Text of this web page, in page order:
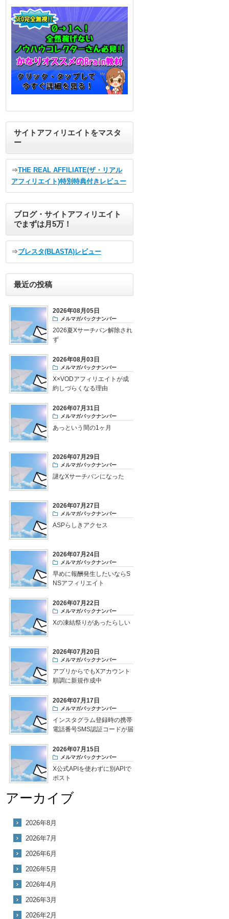
サイトアフィリエイトをマスタ
ー
⇒THE REAL AFFILIATE(ザ・リアル
アフィリエイト)特別特典付きレビュー
ブログ・サイトアフィリエイト
でまずは月5万！
⇒ブレスタ(BLASTA)レビュー
最近の投稿
2026年08月05日
メルマガバックナンバー
2026夏Xサーチバン解除され
ず
2026年08月03日
メルマガバックナンバー
X×VODアフィリエイトが成
約しづらくなる理由
2026年07月31日
メルマガバックナンバー
あっという間の1ヶ月
2026年07月29日
メルマガバックナンバー
謎なXサーチバンになった
2026年07月27日
メルマガバックナンバー
ASPらしきアクセス
2026年07月24日
メルマガバックナンバー
早めに報酬発生したいならS
NSアフィリエイト
2026年07月22日
メルマガバックナンバー
Xの凍結祭りがあったらしい
2026年07月20日
メルマガバックナンバー
アプリからでもXアカウント
順調に新規作成中
2026年07月17日
メルマガバックナンバー
インスタグラム登録時の携帯
電話番号SMS認証コードが届
2026年07月15日
メルマガバックナンバー
X公式APIを使わずに別APIで
ポスト
アーカイブ
2026年8月
2026年7月
2026年6月
2026年5月
2026年4月
2026年3月
2026年2月